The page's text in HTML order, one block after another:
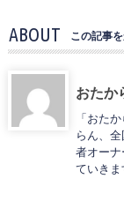
ABOUT この記事
おたか
「おた
らん、
者オー
ていきま